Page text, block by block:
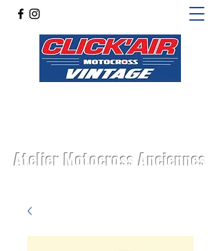
Atelier Motocross Anciennes